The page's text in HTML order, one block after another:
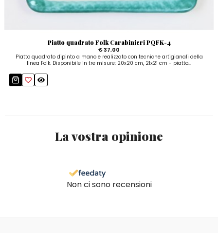
Piatto quadrato Folk Carabinieri PQFK-4
€ 37,00
Piatto quadrato dipinto a mano e realizzato con tecniche artigianali della
linea Folk. Disponibile in tre misure: 20x20 cm, 21x21 cm - piatto...
La vostra opinione
Non ci sono recensioni